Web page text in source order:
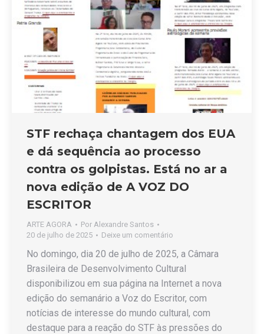
STF rechaça chantagem dos EUA
e dá sequência ao processo
contra os golpistas. Está no ar a
nova edição de A VOZ DO
ESCRITOR
ARTE AGORA Por Alexandre Santos
20 de julho de 2025
Deixe um comentário
No domingo, dia 20 de julho de 2025, a Câmara
Brasileira de Desenvolvimento Cultural
disponibilizou em sua página na Internet a nova
edição do semanário a Voz do Escritor, com
notícias de interesse do mundo cultural, com
destaque para a reação do STF às pressões do